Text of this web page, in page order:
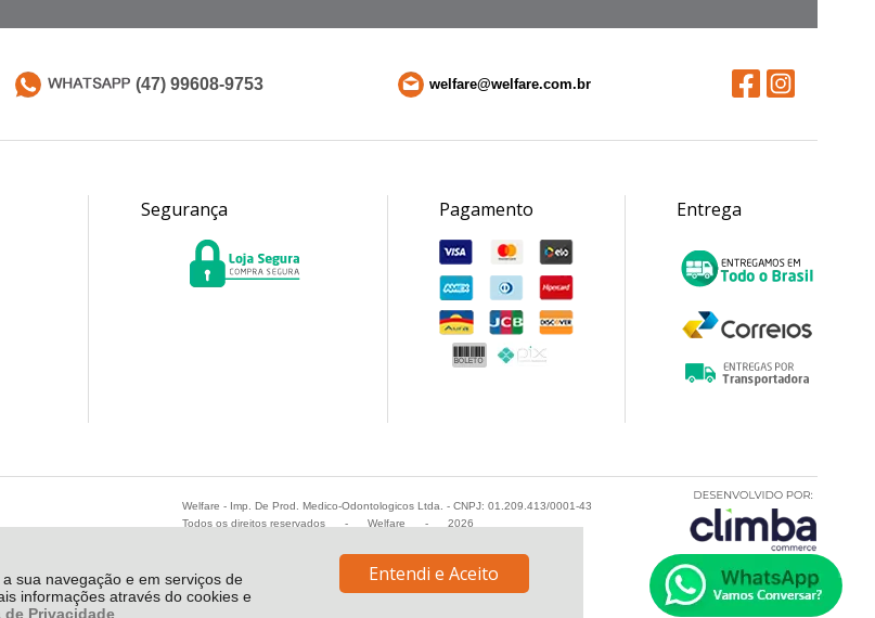
sua navegação e em serviços de
informações através do cookies e
de Privacidade
Entendi e Aceito
(47) 99608-9753 welfare@welfare.com.br
Segurança Pagamento Entrega
Welfare - Imp. De Prod. Medico-Odontologicos Ltda. - CNPJ: 01.209.413/0001-43
Todos os direitos reservados
- Welfare - 2026